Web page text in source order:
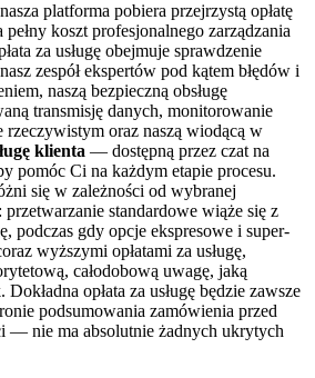
platforma pobiera przejrzystą opłatę
koszt profesjonalnego zarządzania
za usługę obejmuje sprawdzenie
zespół ekspertów pod kątem błędów i
naszą bezpieczną obsługę
transmisję danych, monitorowanie
rzeczywistym oraz naszą wiodącą w
klienta — dostępną przez czat na
pomóc Ci na każdym etapie procesu.
się w zależności od wybranej
standardowe wiąże się z
podczas gdy opcje ekspresowe i super-
wyższymi opłatami za usługę,
całodobową uwagę, jaką
opłata za usługę będzie zawsze
podsumowania zamówienia przed
— nie ma absolutnie żadnych ukrytych